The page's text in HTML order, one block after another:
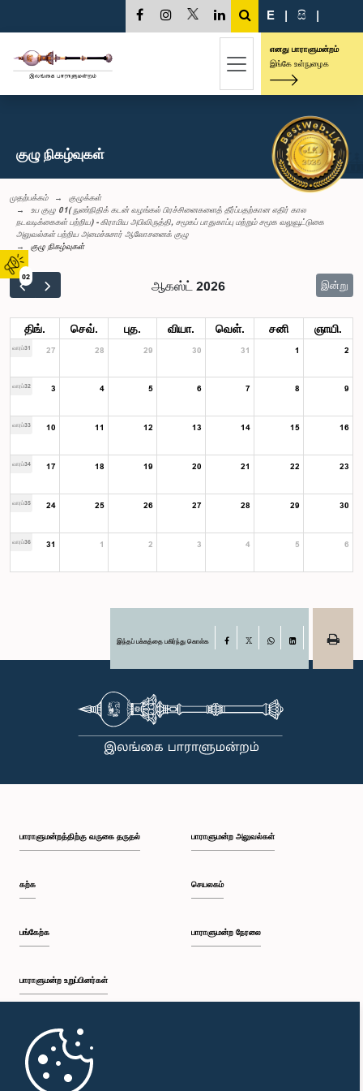
02
E | සි |
எனது பாராளுமன்றம்
இங்கே உள்நுழைக
குழு நிகழ்வுகள்
முதற்பக்கம்
குழுக்கள்
உப குழு 01( நுண்நிதிக் கடன் வழங்கல் பிரச்சினைகளைத் தீர்ப்பதற்கான எதிர் கால
நடவடிக்கைகள் பற்றிய) - கிராமிய அபிவிருத்தி, சமூகப் பாதுகாப்பு மற்றும் சமூக வலுவூட்டுகை
அலுவல்கள் பற்றிய அமைச்சுசார் ஆலோசனைக் குழு
குழு நிகழ்வுகள்
ஆகஸ்ட் 2026 இன்று
திங். செவ். புத. வியா. வெள். சனி ஞாயி.
வாரம்31 27 28 29 30 31 1 2
வாரம்32 3 4 5 6 7 8 9
வாரம்33 10 11 12 13 14 15 16
வாரம்34 17 18 19 20 21 22 23
வாரம்35 24 25 26 27 28 29 30
வாரம்36 31 1 2 3 4 5 6
இந்தப் பக்கத்தை பகிர்ந்து கொள்க Facebook
பாராளுமன்றத்திற்கு வருகை தருதல்
கற்க
பங்கேற்க
பாராளுமன்ற உறுப்பினர்கள்
முதற்பக்கம்
பாராளுமன்ற அலுவல்கள்
செயலகம்
பாராளுமன்ற நேரலை